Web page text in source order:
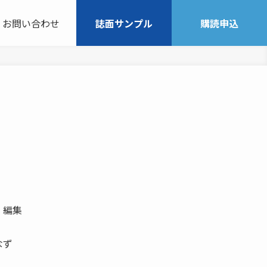
お問い合わせ 誌面サンプル 購読申込
集